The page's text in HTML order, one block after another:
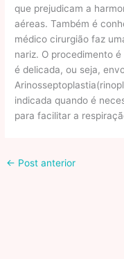
que prejudicam a
aéreas. Também é
médico cirurgião faz
nariz. O procedimento
é delicada, ou seja,
indicada quando é
para facilitar a
← Post anterior